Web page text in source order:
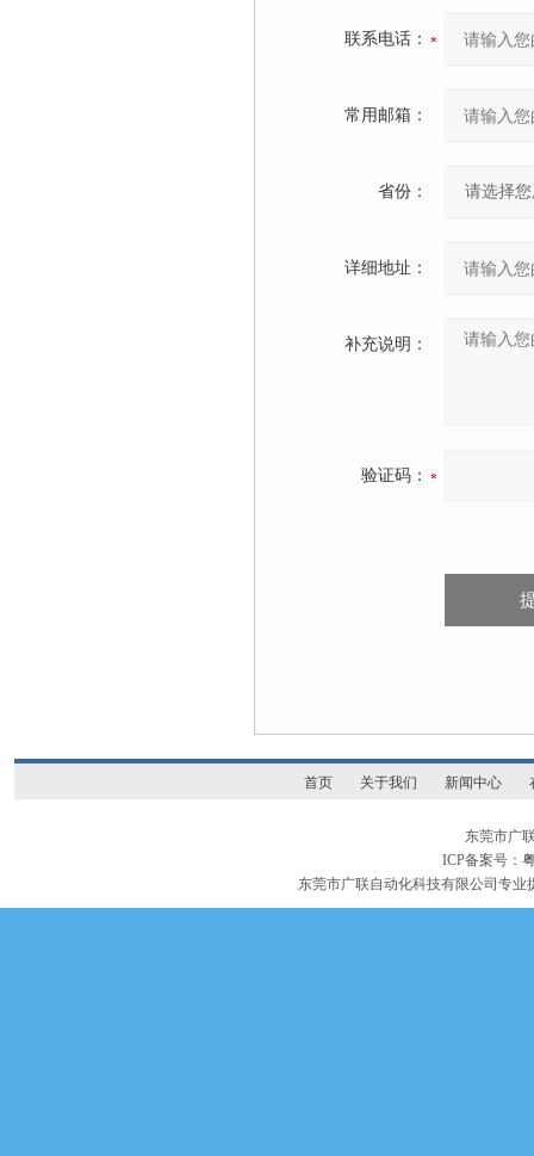
联系电话：
常用邮箱：
省份：
详细地址：
补充说明：
验证码：
首页 关于我们 新闻中心
东莞市广
ICP备案号：
东莞市广联自动化科技有限公司专业